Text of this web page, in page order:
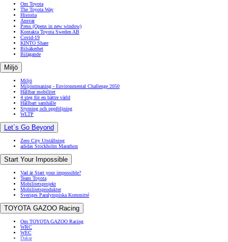
Om Toyota
The Toyota Way
Historia
Ansvar
Press (Opens in new window)
Kontakta Toyota Sweden AB
Covid-19
KINTO Share
Bilsäkerhet
Bilägande
Miljö
Miljö
Miljöutmaning - Environmental Challenge 2050
Hållbar mobilitet
4 steg för en bättre värld
Hållbart samhälle
Styrning och uppföljning
WLTP
Let´s Go Beyond
Zero City Utställning
adidas Stockholm Marathon
Start Your Impossible
Vad är Start your impossible?
Team Toyota
Mobilitetsprojekt
Mobilitetsprodukter
Sveriges Paralympiska Kommitté
TOYOTA GAZOO Racing
Om TOYOTA GAZOO Racing
WRC
WEC
Dakar